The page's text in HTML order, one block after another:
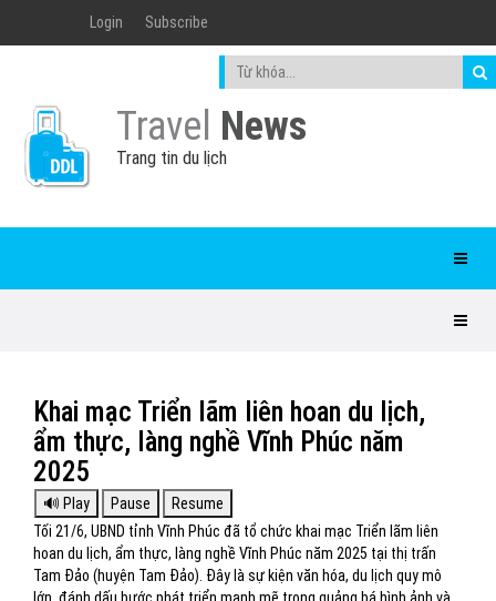
Login Subscribe
Travel News
Trang tin du lịch
Khai mạc Triển lãm liên hoan du lịch,
ẩm thực, làng nghề Vĩnh Phúc năm
2025
Tối 21/6, UBND tỉnh Vĩnh Phúc đã tổ chức khai mạc Triển lãm liên
hoan du lịch, ẩm thực, làng nghề Vĩnh Phúc năm 2025 tại thị trấn
Tam Đảo (huyện Tam Đảo). Đây là sự kiện văn hóa, du lịch quy mô